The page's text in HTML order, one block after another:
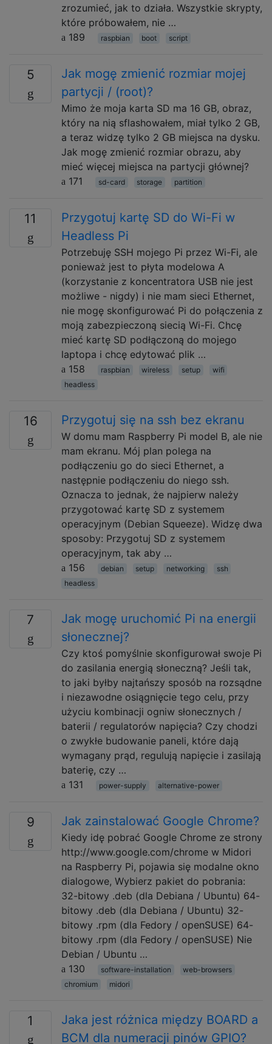
zrozumieć, jak to działa. Wszystkie skrypty,
które próbowałem, nie …
189
raspbian boot script
5
Jak mogę zmienić rozmiar mojej
partycji / (root)?
Mimo że moja karta SD ma 16 GB, obraz,
który na nią sflashowałem, miał tylko 2 GB,
a teraz widzę tylko 2 GB miejsca na dysku.
Jak mogę zmienić rozmiar obrazu, aby
mieć więcej miejsca na partycji głównej?
171
sd-card storage partition
11
Przygotuj kartę SD do Wi-Fi w
Headless Pi
Potrzebuję SSH mojego Pi przez Wi-Fi, ale
ponieważ jest to płyta modelowa A
(korzystanie z koncentratora USB nie jest
możliwe - nigdy) i nie mam sieci Ethernet,
nie mogę skonfigurować Pi do połączenia z
moją zabezpieczoną siecią Wi-Fi. Chcę
mieć kartę SD podłączoną do mojego
laptopa i chcę edytować plik …
158
raspbian wireless setup
wifi
headless
16 Przygotuj się na ssh bez ekranu
W domu mam Raspberry Pi model B, ale nie
mam ekranu. Mój plan polega na
podłączeniu go do sieci Ethernet, a
następnie podłączeniu do niego ssh.
Oznacza to jednak, że najpierw należy
przygotować kartę SD z systemem
operacyjnym (Debian Squeeze). Widzę dwa
sposoby: Przygotuj SD z systemem
operacyjnym, tak aby …
156
debian setup networking
ssh
headless
7
Jak mogę uruchomić Pi na energii
słonecznej?
Czy ktoś pomyślnie skonfigurował swoje Pi
do zasilania energią słoneczną? Jeśli tak,
to jaki byłby najtańszy sposób na rozsądne
i niezawodne osiągnięcie tego celu, przy
użyciu kombinacji ogniw słonecznych /
baterii / regulatorów napięcia? Czy chodzi
o zwykłe budowanie paneli, które dają
wymagany prąd, regulują napięcie i zasilają
baterię, czy …
131
power-supply alternative-power
9 Jak zainstalować Google Chrome?
Kiedy idę pobrać Google Chrome ze strony
http://www.google.com/chrome w Midori
na Raspberry Pi, pojawia się modalne okno
dialogowe, Wybierz pakiet do pobrania:
32-bitowy .deb (dla Debiana / Ubuntu) 64-
bitowy .deb (dla Debiana / Ubuntu) 32-
bitowy .rpm (dla Fedory / openSUSE) 64-
bitowy .rpm (dla Fedory / openSUSE) Nie
Debian / Ubuntu …
130
software-installation
web-browsers
chromium
midori
1
Jaka jest różnica między BOARD a
BCM dla numeracji pinów GPIO?